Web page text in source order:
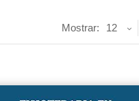
Mostrar: 12